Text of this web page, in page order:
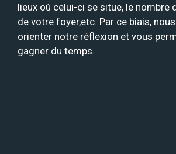
lieux où celui-ci se situe, le nombre
de votre foyer,etc. Par ce biais,
orienter notre réflexion et vous
gagner du temps.